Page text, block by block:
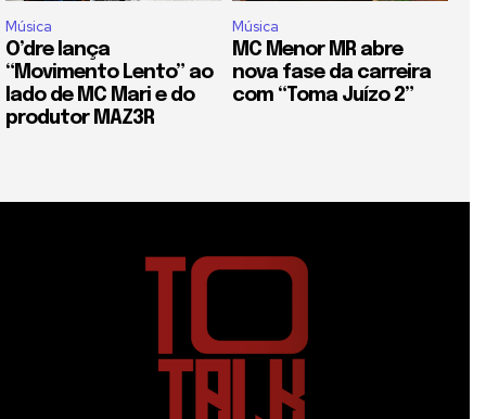
Música
O’dre lança
“Movimento Lento” ao
lado de MC Mari e do
produtor MAZ3R
Música
MC Menor MR abre
nova fase da carreira
com “Toma Juízo 2”